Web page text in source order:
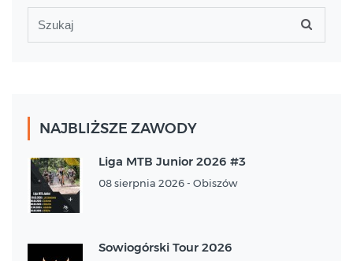
NAJBLIŻSZE ZAWODY
Liga MTB Junior 2026 #3
08 sierpnia 2026 - Obiszów
Sowiogórski Tour 2026